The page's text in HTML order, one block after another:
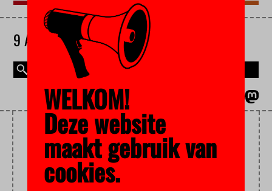
9 AUGUSTUS 2026
MEINDERT FLIKKEMA
WELKOM!
Deze website
maakt gebruik van
cookies.